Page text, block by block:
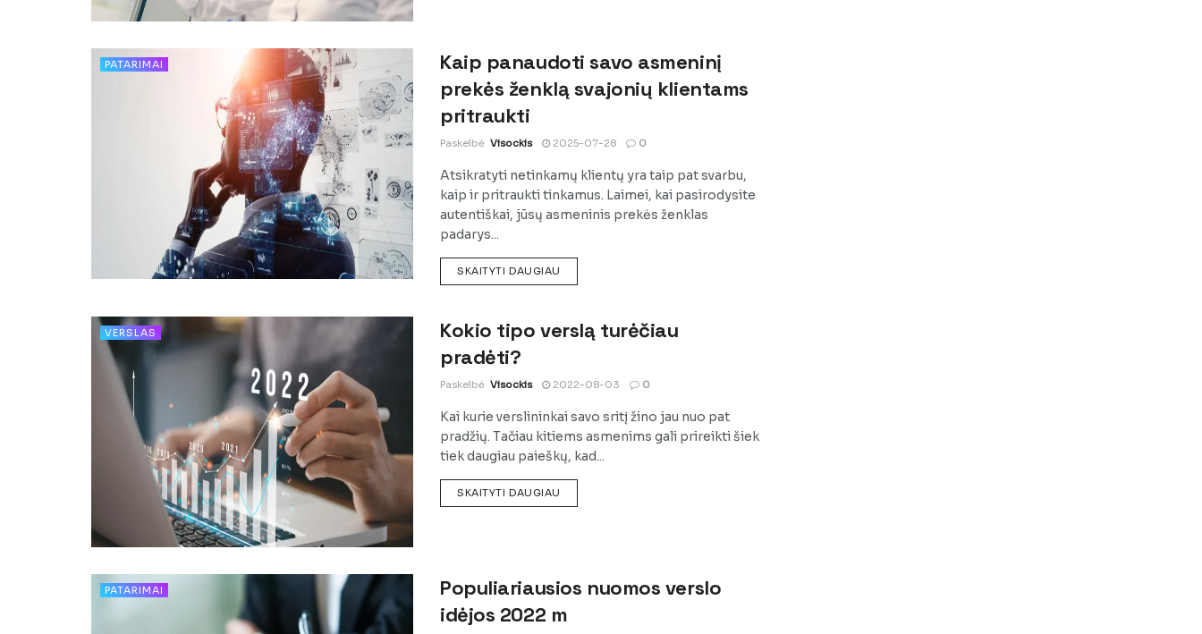
PATARIMAI
Kaip panaudoti savo asmeninį
prekės ženklą svajonių klientams
pritraukti
Paskelbė Visockis 2025-07-28 0
Atsikratyti netinkamų klientų yra taip pat svarbu,
kaip ir pritraukti tinkamus. Laimei, kai pasirodysite
autentiškai, jūsų asmeninis prekės ženklas
padarys...
SKAITYTI DAUGIAU
VERSLAS
Kokio tipo verslą turėčiau
pradėti?
Paskelbė Visockis 2022-08-03 0
Kai kurie verslininkai savo sritį žino jau nuo pat
pradžių. Tačiau kitiems asmenims gali prireikti šiek
tiek daugiau paieškų, kad...
SKAITYTI DAUGIAU
PATARIMAI
Populiariausios nuomos verslo
idėjos 2022 m